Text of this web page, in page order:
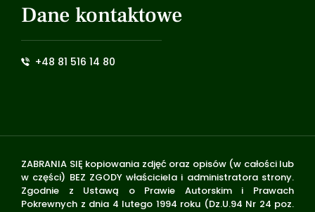
Dane kontaktowe
+48 81 516 14 80
ZABRANIA SIĘ kopiowania zdjęć oraz opisów (w całości lub
w części) BEZ ZGODY właściciela i administratora strony.
Zgodnie z Ustawą o Prawie Autorskim i Prawach
Pokrewnych z dnia 4 lutego 1994 roku (Dz.U.94 Nr 24 poz.